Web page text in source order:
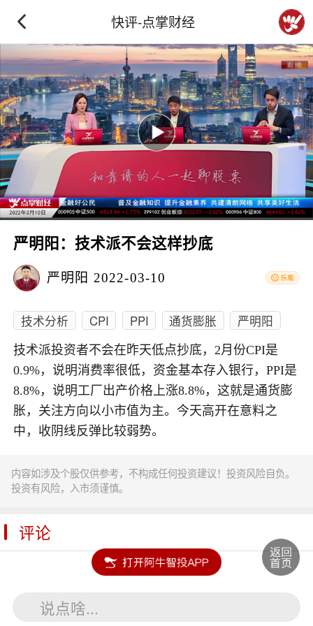
快评-点掌财经
严明阳：技术派不会这样抄底
严明阳 2022-03-10
技术分析 CPI PPI 通货膨胀 严明阳
技术派投资者不会在昨天低点抄底，2月份CPI是
0.9%，说明消费率很低，资金基本存入银行，PPI是
8.8%，说明工厂出产价格上涨8.8%，这就是通货膨
胀，关注方向以小市值为主。今天高开在意料之
中，收阴线反弹比较弱势。
内容如涉及个股仅供参考，不构成任何投资建议！投资风险自负。
投资有风险，入市须谨慎。
评论
说点啥...